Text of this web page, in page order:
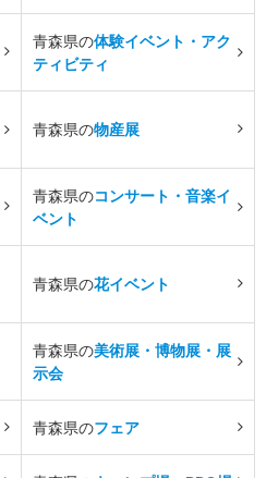
青森県の体験イベント・アク
ティビティ
青森県の物産展
青森県のコンサート・音楽イ
ベント
青森県の花イベント
青森県の美術展・博物展・展
示会
青森県のフェア